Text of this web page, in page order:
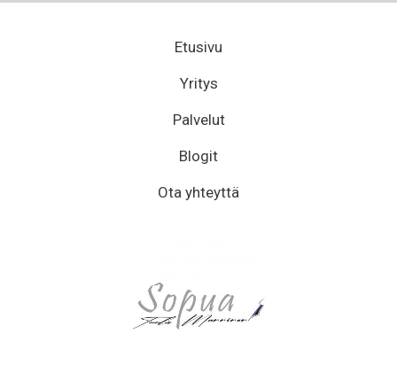
Etusivu
Yritys
Palvelut
Blogit
Ota yhteyttä